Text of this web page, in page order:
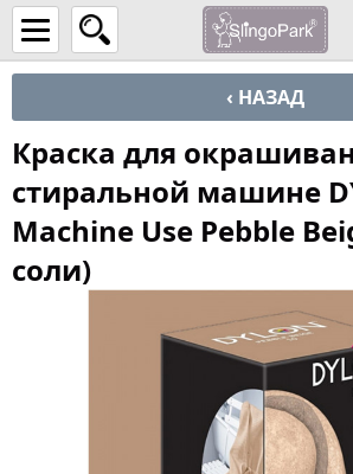
‹ НАЗАД
Краска для
стиральной машине
Machine Use Pebble
соли)